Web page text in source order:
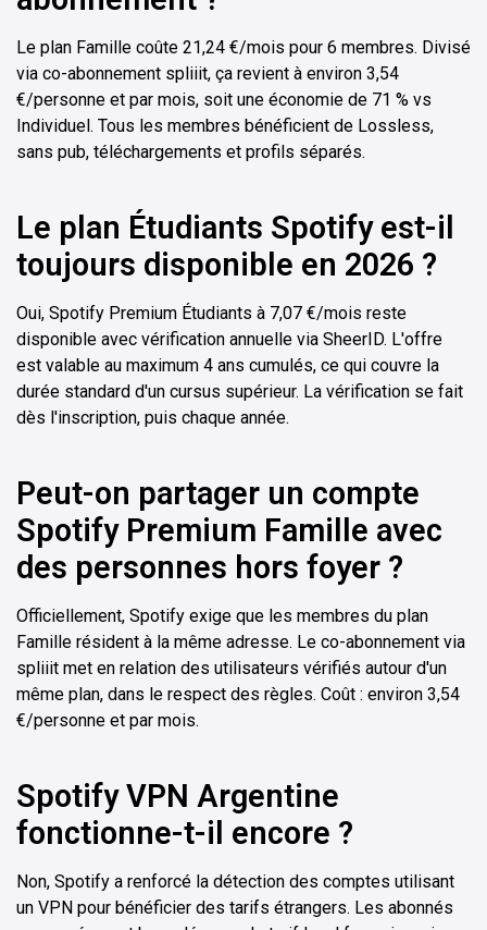
Le plan Famille coûte 21,24 €/mois pour 6 membres. Divisé
via co-abonnement spliiit, ça revient à environ 3,54
€/personne et par mois, soit une économie de 71 % vs
Individuel. Tous les membres bénéficient de Lossless,
sans pub, téléchargements et profils séparés.
Le plan Étudiants Spotify est-il
toujours disponible en 2026 ?
Oui, Spotify Premium Étudiants à 7,07 €/mois reste
disponible avec vérification annuelle via SheerID. L'offre
est valable au maximum 4 ans cumulés, ce qui couvre la
durée standard d'un cursus supérieur. La vérification se fait
dès l'inscription, puis chaque année.
Peut-on partager un compte
Spotify Premium Famille avec
des personnes hors foyer ?
Officiellement, Spotify exige que les membres du plan
Famille résident à la même adresse. Le co-abonnement via
spliiit met en relation des utilisateurs vérifiés autour d'un
même plan, dans le respect des règles. Coût : environ 3,54
€/personne et par mois.
Spotify VPN Argentine
fonctionne-t-il encore ?
Non, Spotify a renforcé la détection des comptes utilisant
un VPN pour bénéficier des tarifs étrangers. Les abonnés